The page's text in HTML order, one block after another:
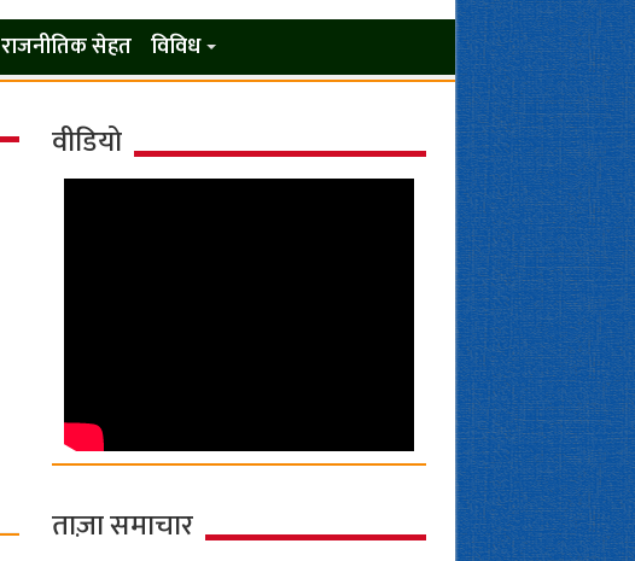
राजनीतिक सेहत विविध
वीडियो
ताज़ा समाचार